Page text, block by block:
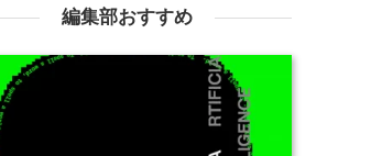
編集部おすすめ